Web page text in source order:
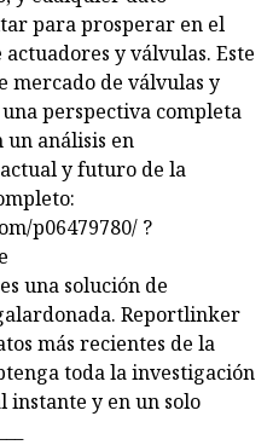
para prosperar en el
y válvulas. Este
mercado de válvulas y
perspectiva completa
un análisis en
y futuro de la
p06479780/ ?
una solución de
Reportlinker
más recientes de la
toda la investigación
instante y en un solo